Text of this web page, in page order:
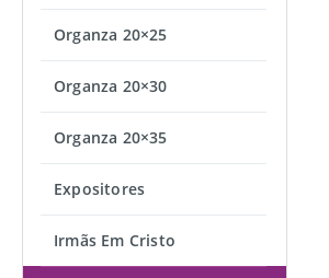
Organza 20×25
Organza 20×30
Organza 20×35
Expositores
Irmãs Em Cristo